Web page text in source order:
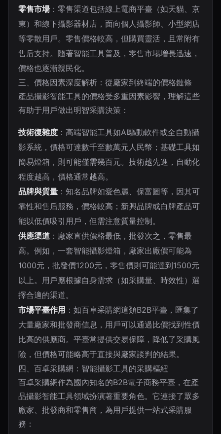
零售市場：零售渠道包括線上電商平臺（如天貓、京
東）和線下攝影器材店，面向個人攝影師、小型網店
等零散用戶。零售價格較高，但購買靈活，且常附有
售后支持。隨著智能工具普及，零售市場增長迅速，
價格也逐漸親民化。
三、價格因素深度解析：從廠家到終端的價格鏈條
產品攝影智能工具的價格受多重因素影響，理解這些
有助于用戶做出明智采購決策：
技術復雜度 ：高端智能工具如AI驅動軟件或全自動攝
影系統，價格可達數千至數萬元人民幣；基礎工具如
簡易燈箱，則可能僅需幾百元。技術越先進，自動化
程度越高，價格通常越高。
品牌與質量 ：知名品牌如愛色麗、保富圖等，因其可
靠性和售后服務，價格較高；新興品牌或白牌產品可
能以低價吸引用戶，但需注意質量控制。
供應渠道 ：廠家直供價格最低，批發次之，零售最
高。例如，一套智能攝影燈箱，廠家出廠價可能為
1000元，批發價1200元，零售價則可能達到1500元
以上。用戶應根據自身需求（如采購量、時效性）選
擇合適的渠道。
市場平臺作用 ：如百卓采購網這類B2B平臺，匯集了
大量廠家和批發商信息，用戶可以通過比價找到性價
比高的供應商。平臺常提供交易保障，降低了采購風
險，但價格可能略高于直接與廠家談判的結果。
四、百卓采購網：智能攝影工具的采購樞紐
百卓采購網作為國內知名的B2B電子商務平臺，在產
品攝影智能工具領域扮演著重要角色。它連接了眾多
廠家、批發商和零售商，為用戶提供一站式采購服
務：